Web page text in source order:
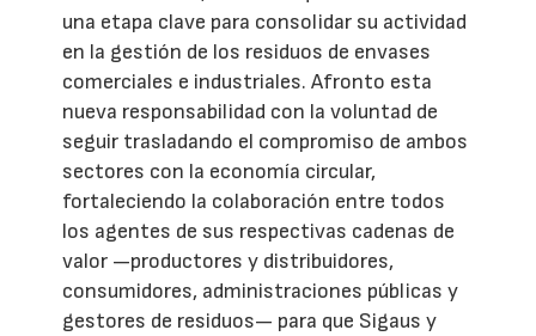
una etapa clave para consolidar su actividad
en la gestión de los residuos de envases
comerciales e industriales. Afronto esta
nueva responsabilidad con la voluntad de
seguir trasladando el compromiso de ambos
sectores con la economía circular,
fortaleciendo la colaboración entre todos
los agentes de sus respectivas cadenas de
valor —productores y distribuidores,
consumidores, administraciones públicas y
gestores de residuos— para que Sigaus y